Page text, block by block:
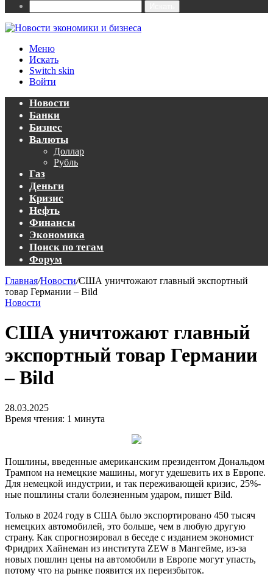
Меню
Искать
Switch skin
Войти
Новости
Банки
Бизнес
Валюты
Доллар
Рубль
Газ
Деньги
Кризис
Нефть
Финансы
Экономика
Поиск по тегам
Форум
Главная/Новости/США уничтожают главный экспортный
товар Германии – Bild
Новости
США уничтожают главный
экспортный товар Германии
– Bild
28.03.2025
Время чтения: 1 минута
Пошлины, введенные американским президентом Дональдом
Трампом на немецкие машины, могут удешевить их в Европе.
Для немецкой индустрии, и так переживающей кризис, 25%-
ные пошлины стали болезненным ударом, пишет Bild.
Только в 2024 году в США было экспортировано 450 тысяч
немецких автомобилей, это больше, чем в любую другую
страну. Как спрогнозировал в беседе с изданием экономист
Фридрих Хайнеман из института ZEW в Мангейме, из-за
новых пошлин цены на автомобили в Европе могут упасть,
потому что на рынке появится их переизбыток.